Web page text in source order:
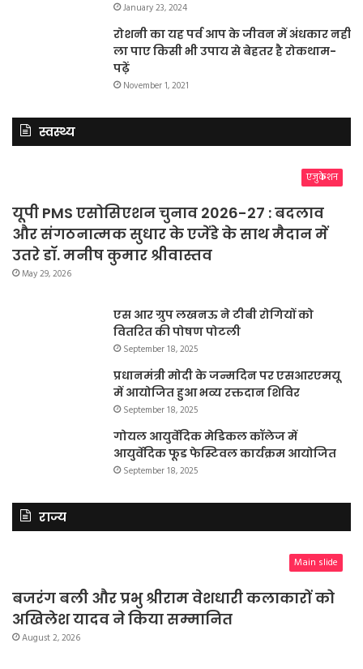
January 23, 2024
रोशनी का यह पर्व आप के जीवन में अंधकार नहीं
ला पाए किसी भी उपाय से बेहतर है रोकथाम-
पढ़ें
November 1, 2021
स्वस्थ्य
एजुकेशन
यूपी PMS एसोसिएशन चुनाव 2026-27 : बदलाव
और संगठनात्मक सुधार के एजेंडे के साथ मैदान में
उतरे डॉ. मनीष कुमार श्रीवास्तव
May 29, 2026
एस आर ग्रुप लखनऊ ने टीबी रोगियों को
वितरित की पोषण पोटली
September 18, 2025
प्रधानमंत्री मोदी के जन्मदिन पर एसआरएमयू
में आयोजित हुआ भव्य रक्तदान शिविर
September 18, 2025
गोयल आयुर्वेदिक मेडिकल कॉलेज में
आयुर्वेदिक फूड फेस्टिवल कार्यक्रम आयोजित
September 18, 2025
राज्य
Main slide
बजरंग बली और प्रभु श्रीराम वेशधारी कलाकारों को
अखिलेश यादव ने किया सम्मानित
August 2, 2026